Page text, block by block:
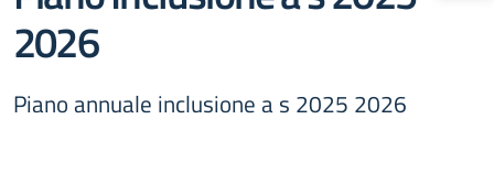
2026
Piano annuale inclusione a s 2025 2026